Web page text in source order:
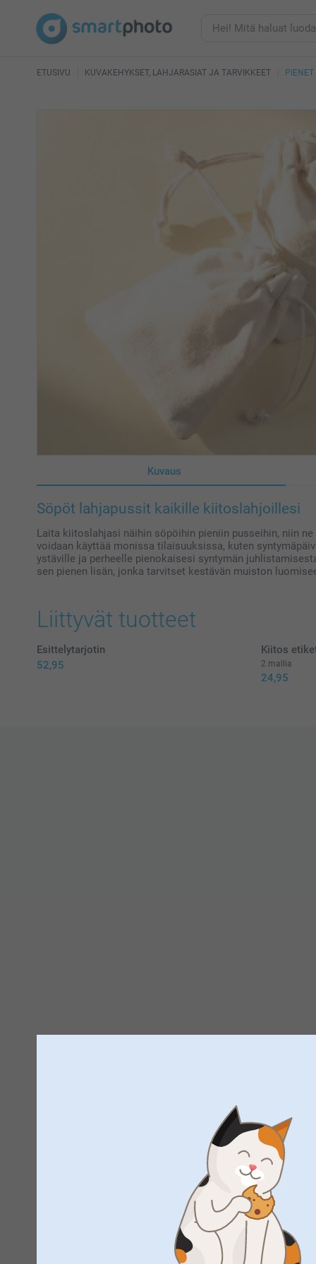
ETUSIVU KUVAKEHYKSET, LAHJARASIAT JA TARVIKKEET
Kuvaus
Söpöt lahjapussit kaikille kiitoslahjoillesi
Laita kiitoslahjasi näihin söpöihin pieniin pusseihin, niin
voidaan käyttää monissa tilaisuuksissa, kuten
ystäville ja perheelle pienokaisesi syntymän
sen pienen lisän, jonka tarvitset kestävän muiston
Liittyvät tuotteet
Esittelytarjotin
52,95
Kiitos
2 mallia
24,95